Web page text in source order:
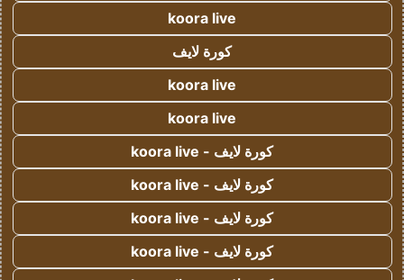
koora live
كورة لايف
koora live
koora live
كورة لايف - koora live
كورة لايف - koora live
كورة لايف - koora live
كورة لايف - koora live